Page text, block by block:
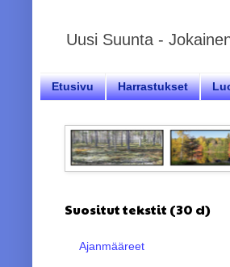
Uusi Suunta -
Etusivu Harrastukset
Suositut tekstit (30 d)
Ajanmääreet